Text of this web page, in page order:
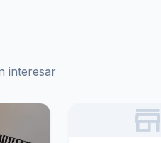
interesar
store